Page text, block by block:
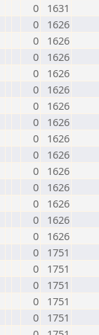
0
1631
0
1626
0
1626
0
1626
0
1626
0
1626
0
1626
0
1626
0
1626
0
1626
0
1626
0
1626
0
1626
0
1626
0
1626
0
1751
0
1751
0
1751
0
1751
0
1751